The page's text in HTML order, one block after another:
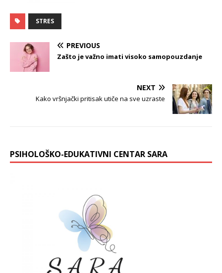
STRES
PREVIOUS
Zašto je važno imati visoko samopouzdanje
NEXT
Kako vršnjački pritisak utiče na sve uzraste
PSIHOLOŠKO-EDUKATIVNI CENTAR SARA